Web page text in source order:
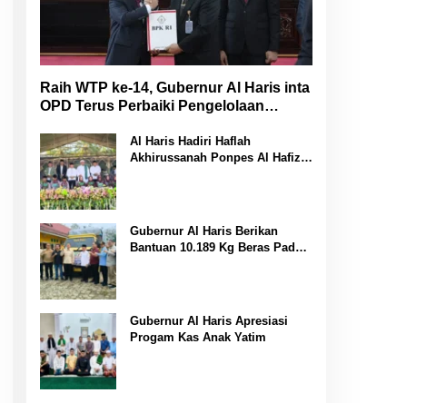
Raih WTP ke-14, Gubernur Al Haris inta
OPD Terus Perbaiki Pengelolaan
Al Haris Hadiri Haflah
Akhirussanah Ponpes Al Hafizh
Gubernur Al Haris Berikan
Bantuan 10.189 Kg Beras Pada
Gubernur Al Haris Apresiasi
Progam Kas Anak Yatim